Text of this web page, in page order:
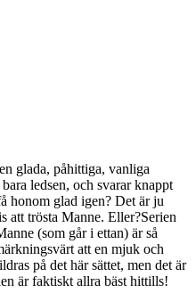
glada, påhittiga, vanliga
ledsen, och svarar knappt
honom glad igen? Det är ju
att trösta Manne. Eller?Serien
(som går i ettan) är så
att en mjuk och
på det här sättet, men det är
är faktiskt allra bäst hittills!